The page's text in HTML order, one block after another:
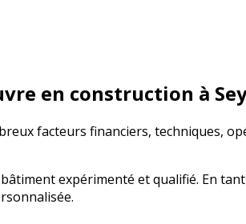
en construction à
facteurs financiers, techniques,
expérimenté et qualifié. En